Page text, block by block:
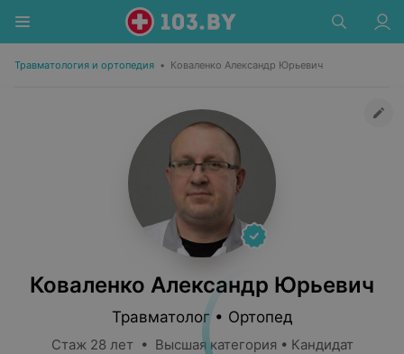
Травматология и ортопедия • Коваленко Александр Юрьевич
Коваленко Александр Юрьевич
Травматолог • Ортопед
Стаж 28 лет • Высшая категория • Кандидат